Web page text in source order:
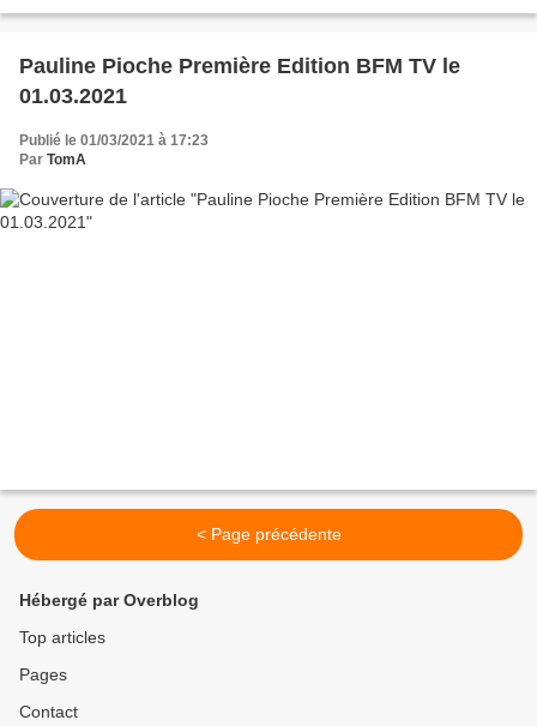
Pauline Pioche Première Edition BFM TV le
01.03.2021
Publié le 01/03/2021 à 17:23
Par TomA
< Page précédente
Hébergé par Overblog
Top articles
Pages
Contact